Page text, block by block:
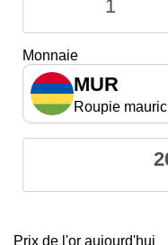
Monnaie
MUR
Roupie
Prix de l'or aujourd'hui